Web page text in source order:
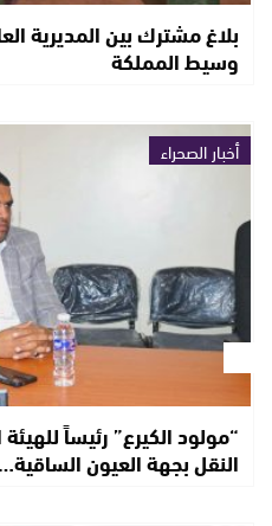
بلاغ مشترك بين المديرية
وسيط المملكة
أخبار الصحراء
“مولود الكيرع” رئيساً
النقل بجهة العيون الساقية…